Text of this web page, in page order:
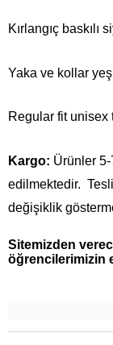
Kırlangıç baskılı
Yaka ve kollar
Regular fit unisex
Kargo: Ürünler
edilmektedir.
değişiklik
Sitemizden
öğrencilerimizin